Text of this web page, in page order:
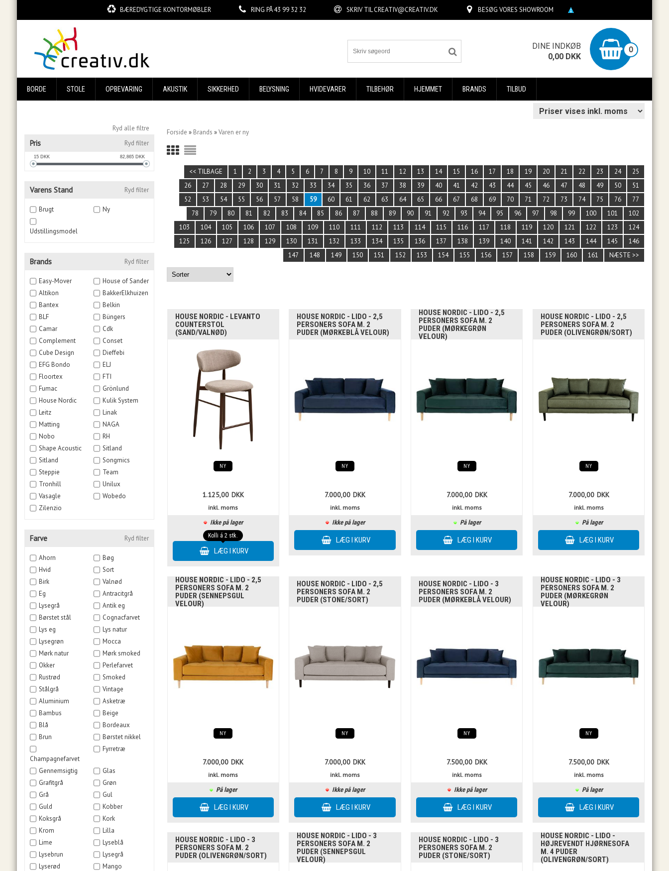
BÆREDYGTIGE KONTORMØBLER RING PÅ43 99 32 32 SKRIV TILCREATIV@CREATIV.DK BESØG VORES SHOWROOM
DINE INDKØB 0
0,00 DKK
BORDE STOLE OPBEVARING AKUSTIK SIKKERHED BELYSNING HVIDEVARER TILBEHØR HJEMMET BRANDS TILBUD
Ryd alle filtre
Pris Ryd filter
15DKK 82,865DKK
Varens Stand Ryd filter
Brugt Ny
Udstillingsmodel
Brands Ryd filter
Easy-Mover
House of Sander
Altikon
BakkerElkhuizen
Bantex
Belkin
BLF
Büngers
Camar
Cdk
Complement
Conset
Cube Design
Dieffebi
EFG Bondo
ELJ
Floortex
FTI
Fumac
Grönlund
House Nordic
Kulik System
Leitz
Linak
Matting
NAGA
Nobo
RH
Shape Acoustic
Sitland
Sitland
Songmics
Steppie
Team
Tronhill
Unilux
Vasagle
Wobedo
Zilenzio
Farve Ryd filter
Ahorn
Bøg
Hvid
Sort
Birk
Valnød
Eg
Antracitgrå
Lysegrå
Antik eg
Børstet stål
Cognacfarvet
Lys eg
Lys natur
Lysegrøn
Mocca
Mørk natur
Mørk smoked
Okker
Perlefarvet
Rustrød
Smoked
Stålgrå
Vintage
Aluminium
Asketræ
Bambus
Beige
Blå
Bordeaux
Brun
Børstet nikkel
Champagnefarvet
Fyrretræ
Gennemsigtig
Glas
Grafitgrå
Grøn
Grå
Gul
Guld
Kobber
Koksgrå
Kork
Krom
Lilla
Lime
Lyseblå
Lysebrun
Lysegrå
Lyserød
Mango
Forside » Brands »Varen er ny
<< TILBAGE 1 2 3 4 5 6 7 8 9 10 11 12 13 14 15 16 17 18 19 20 21 22 23 24
25
26
27 28 29 30 31 32 33 34 35 36 37 38 39 40 41 42 43 44 45 46 47 48 49 50
51
52
53 54 55 56 57 58 59 60 61 62 63 64 65 66 67 68 69 70 71 72 73 74 75 76
77
78
79 80 81 82 83 84 85 86 87 88 89 90 91 92 93 94 95 96 97 98 99 100 101
102
103
104 105 106 107 108 109 110 111 112 113 114 115 116 117 118 119 120 121 122 123
124
125
126 127 128 129 130 131 132 133 134 135 136 137 138 139 140 141 142 143 144 145
146
147
148 149 150 151 152 153 154 155 156 157 158 159 160 161 NÆSTE >>
HOUSE NORDIC - LEVANTO
COUNTERSTOL
(SAND/VALNØD)
NY
1.125,00 DKK
inkl. moms
Ikke på lager
Kolli á 2 stk.
HOUSE NORDIC - LIDO - 2,5
PERSONERS SOFA M. 2
PUDER (MØRKEBLÅ VELOUR)
NY
7.000,00 DKK
inkl. moms
Ikke på lager
HOUSE NORDIC - LIDO - 2,5
PERSONERS SOFA M. 2
PUDER (MØRKEGRØN
VELOUR)
NY
7.000,00 DKK
inkl. moms
På lager
HOUSE NORDIC - LIDO - 2,5
PERSONERS SOFA M. 2
PUDER (OLIVENGRØN/SORT)
NY
7.000,00 DKK
inkl. moms
På lager
HOUSE NORDIC - LIDO - 2,5
PERSONERS SOFA M. 2
PUDER (SENNEPSGUL
VELOUR)
NY
7.000,00 DKK
inkl. moms
På lager
HOUSE NORDIC - LIDO - 2,5
PERSONERS SOFA M. 2
PUDER (STONE/SORT)
NY
7.000,00 DKK
inkl. moms
Ikke på lager
HOUSE NORDIC - LIDO - 3
PERSONERS SOFA M. 2
PUDER (MØRKEBLÅ VELOUR)
NY
7.500,00 DKK
inkl. moms
Ikke på lager
HOUSE NORDIC - LIDO - 3
PERSONERS SOFA M. 2
PUDER (MØRKEGRØN
VELOUR)
NY
7.500,00 DKK
inkl. moms
På lager
HOUSE NORDIC - LIDO - 3
PERSONERS SOFA M. 2
PUDER (OLIVENGRØN/SORT)
HOUSE NORDIC - LIDO - 3
PERSONERS SOFA M. 2
PUDER (SENNEPSGUL
VELOUR)
HOUSE NORDIC - LIDO - 3
PERSONERS SOFA M. 2
PUDER (STONE/SORT)
HOUSE NORDIC - LIDO -
HØJREVENDT HJØRNESOFA
M. 4 PUDER
(OLIVENGRØN/SORT)